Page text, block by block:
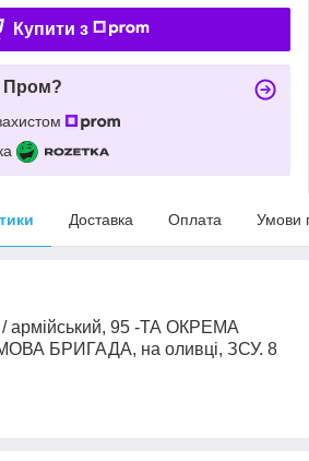
Купити з
Пром?
Доставка Оплата Умови
/ армійський, 95 -ТА ОКРЕМА
БРИГАДA, на оливці, ЗСУ. 8